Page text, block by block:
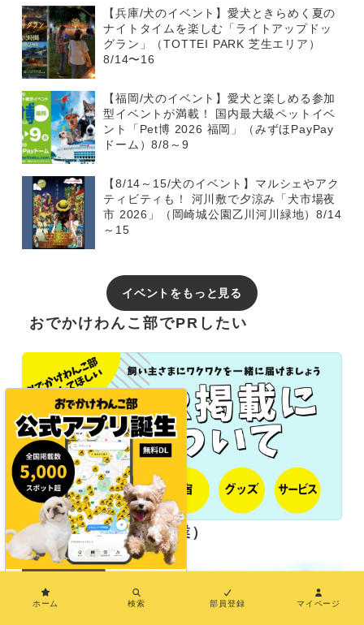
【兵庫/犬のイベント】愛犬ときらめく夏の
ナイトタイムを楽しむ「ライトアップドッ
グラン」（TOTTEI PARK 芝生エリア）
8/14〜16
【福岡/犬のイベント】愛犬と楽しめる参加
型イベントが満載！ 国内最大級ペットイベ
ント「Pet博 2026 福岡」（みずほPayPay
ドーム）8/8～9
【8/14～15/犬のイベント】マルシェやアク
ティビティも！ 河川敷で夕涼み「犬市場夜
市 2026」（岡崎城公園乙川河川緑地）8/14
～15
イベントをもっと見る
おでかけわんこ部でPRしたい
長期パートナー（協業）
ホーム 検索 部員登録 マイページ